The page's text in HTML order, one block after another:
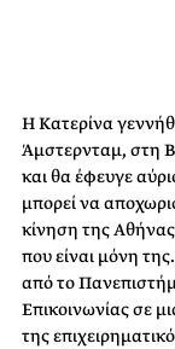
Η Κατερίνα
Άμστερνταμ, στη
και θα έφευγε
μπορεί να
κίνηση της Αθήνας
που είναι μόνη
από το
Επικοινωνίας σε
της